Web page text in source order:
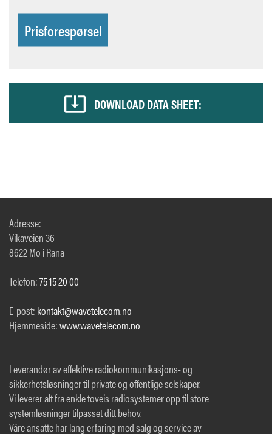
Prisforespørsel
DOWNLOAD DATA SHEET:
Adresse:
Vikaveien 36
8622 Mo i Rana
Telefon:75 15 20 00
E-post: kontakt@wavetelecom.no
Hjemmeside:www.wavetelecom.no
Leverandør av effektive radiokommunikasjons- og
sikkerhetsløsninger til private og offentlige selskaper.
Vi leverer alt fra enkle toveis radiosystemer opp til store
systemløsninger tilpasset ditt behov.
Våre ansatte har lang erfaring med salg og service av